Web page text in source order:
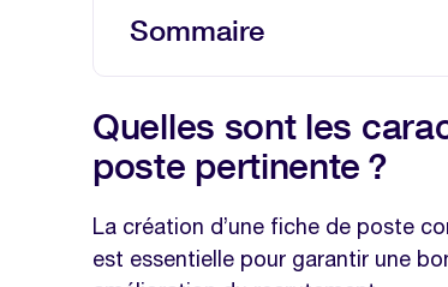
Sommaire
Avantages d’une fiche de
Gagnez du temps dans
modèle de fiche de poste
Les étapes de rédaction
Quelles sont les
poste pertinente ?
La création d’une fiche de poste
est essentielle pour garantir une